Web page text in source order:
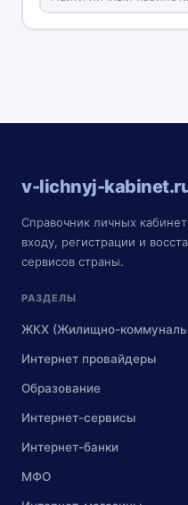
v-lichnyj-
Справочник личных
входу, регистрации и
сервисов страны.
РАЗДЕЛЫ
ЖКХ (Жилищно-
Интернет провайдеры
Образование
Интернет-сервисы
Интернет-банки
МФО